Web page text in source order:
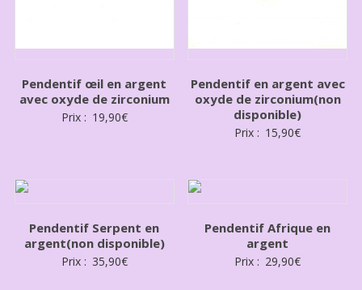
Pendentif œil en argent
avec oxyde de zirconium
Prix : 19,90€
Pendentif en argent avec
oxyde de zirconium(non
disponible)
Prix : 15,90€
Pendentif Serpent en
argent(non disponible)
Prix : 35,90€
Pendentif Afrique en
argent
Prix : 29,90€